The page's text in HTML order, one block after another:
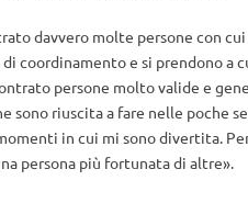
davvero molte persone con
coordinamento e si prendono a
persone molto valide e
sono riuscita a fare nelle poche
in cui mi sono divertita.
persona più fortunata di altre».